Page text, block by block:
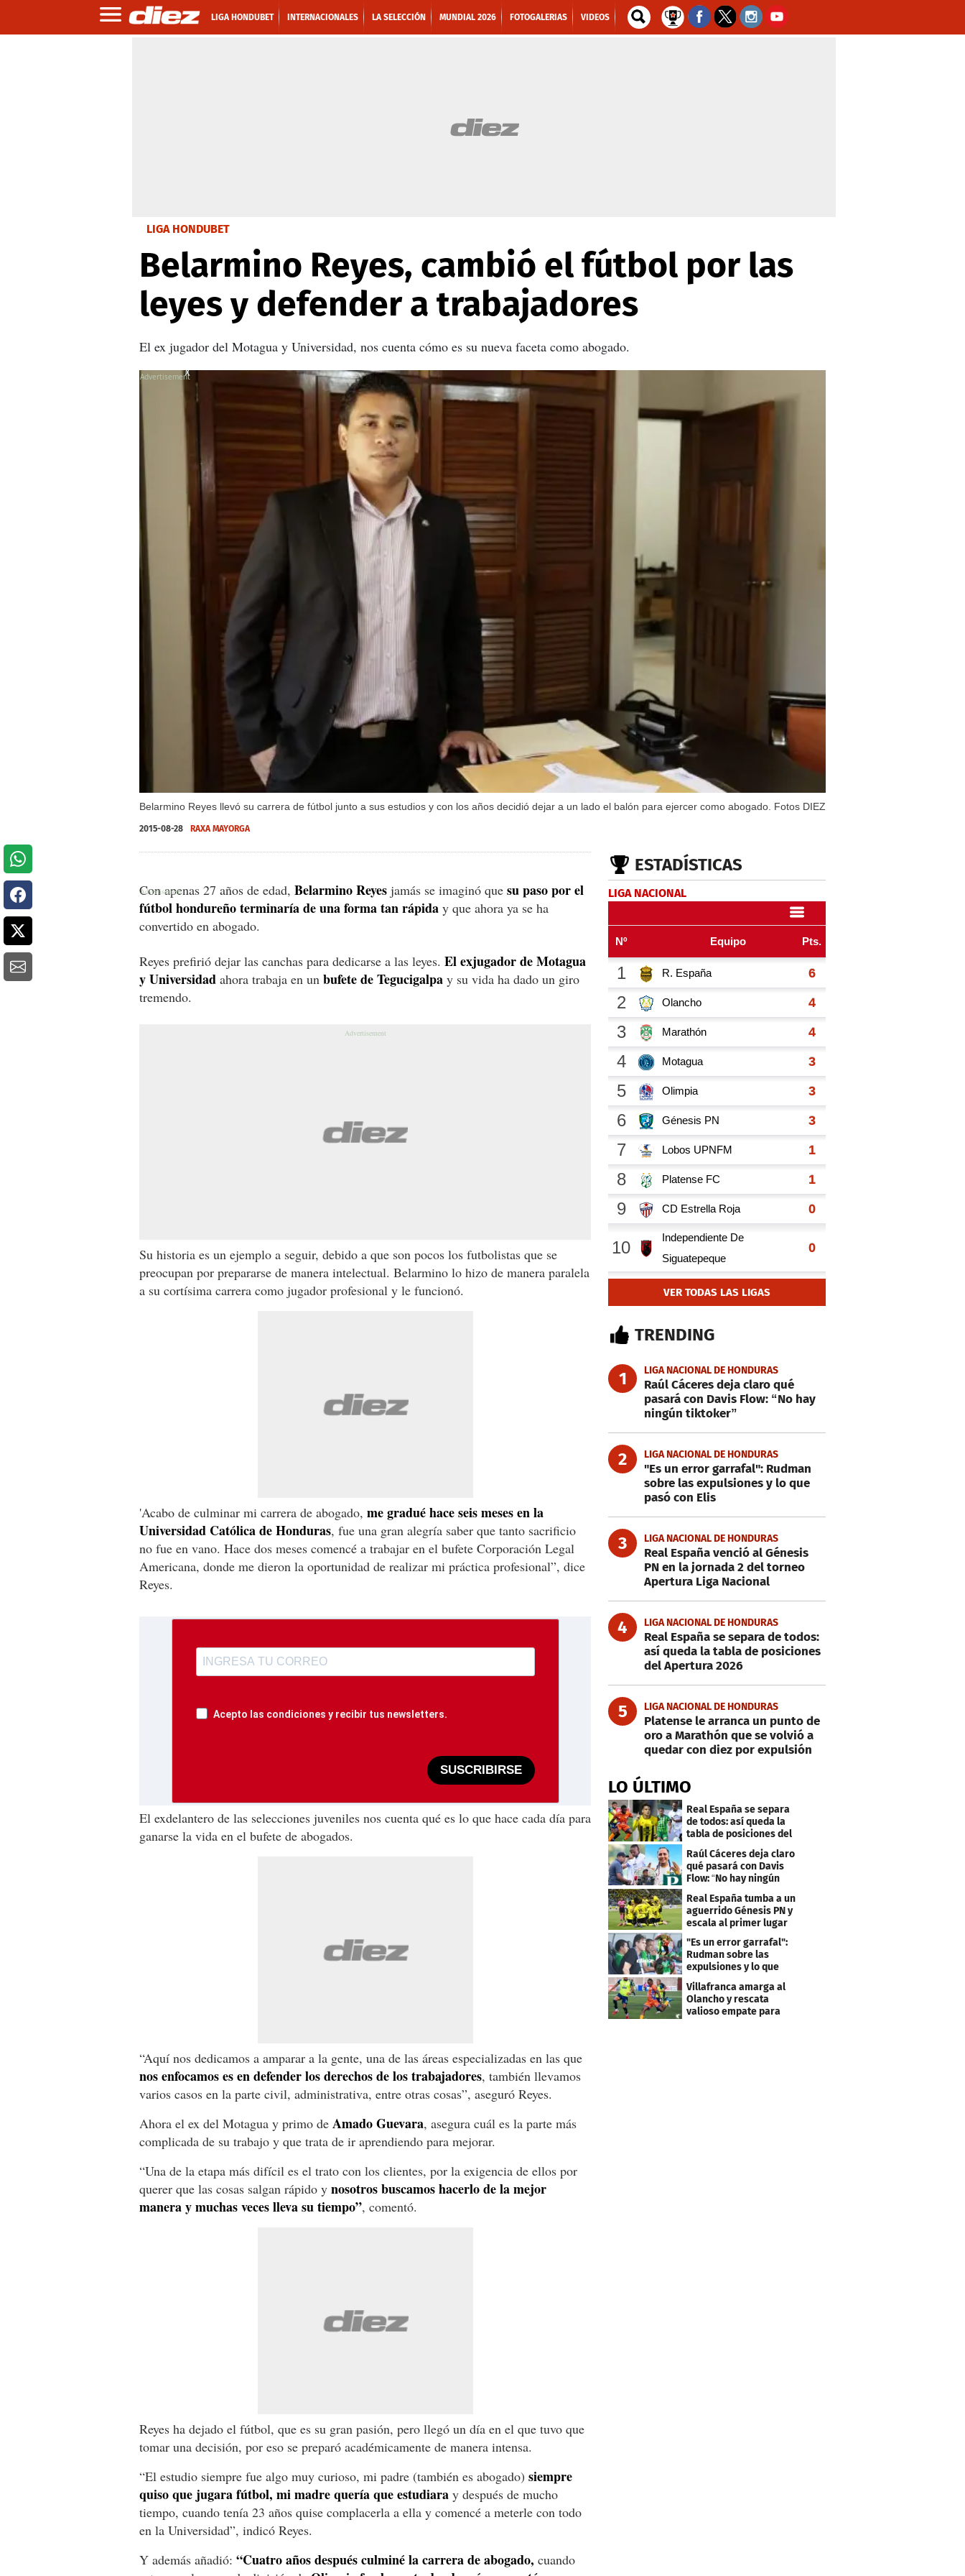
LIGA HONDUBET INTERNACIONALES LA SELECCIÓN MUNDIAL 2026 FOTOGALERIAS VIDEOS
LIGA HONDUBET
Belarmino Reyes, cambió el fútbol por las
leyes y defender a trabajadores
El ex jugador del Motagua y Universidad, nos cuenta cómo es su nueva faceta como abogado.
Belarmino Reyes llevó su carrera de fútbol junto a sus estudios y con los años decidió dejar a un lado el balón para ejercer como abogado. Fotos DIEZ
X
X
2015-08-28 RAXA MAYORGA
Con apenas 27 años de edad, Belarmino Reyes jamás se imaginó que su paso por el
fútbol hondureño terminaría de una forma tan rápida y que ahora ya se ha
convertido en abogado.
Reyes prefirió dejar las canchas para dedicarse a las leyes. El exjugador de Motagua
y Universidad ahora trabaja en un bufete de Tegucigalpa y su vida ha dado un giro
tremendo.
Su historia es un ejemplo a seguir, debido a que son pocos los futbolistas que se
preocupan por prepararse de manera intelectual. Belarmino lo hizo de manera paralela
a su cortísima carrera como jugador profesional y le funcionó.
'Acabo de culminar mi carrera de abogado, me gradué hace seis meses en la
Universidad Católica de Honduras, fue una gran alegría saber que tanto sacrificio
no fue en vano. Hace dos meses comencé a trabajar en el bufete Corporación Legal
Americana, donde me dieron la oportunidad de realizar mi práctica profesional”, dice
Reyes.
Acepto las condiciones y recibir tus newsletters.
SUSCRIBIRSE
El exdelantero de las selecciones juveniles nos cuenta qué es lo que hace cada día para
ganarse la vida en el bufete de abogados.
“Aquí nos dedicamos a amparar a la gente, una de las áreas especializadas en las que
nos enfocamos es en defender los derechos de los trabajadores, también llevamos
varios casos en la parte civil, administrativa, entre otras cosas”, aseguró Reyes.
Ahora el ex del Motagua y primo de Amado Guevara, asegura cuál es la parte más
complicada de su trabajo y que trata de ir aprendiendo para mejorar.
“Una de la etapa más difícil es el trato con los clientes, por la exigencia de ellos por
querer que las cosas salgan rápido y nosotros buscamos hacerlo de la mejor
manera y muchas veces lleva su tiempo”, comentó.
Reyes ha dejado el fútbol, que es su gran pasión, pero llegó un día en el que tuvo que
tomar una decisión, por eso se preparó académicamente de manera intensa.
“El estudio siempre fue algo muy curioso, mi padre (también es abogado) siempre
quiso que jugara fútbol, mi madre quería que estudiara y después de mucho
tiempo, cuando tenía 23 años quise complacerla a ella y comencé a meterle con todo
en la Universidad”, indicó Reyes.
Y además añadió: “Cuatro años después culminé la carrera de abogado, cuando
ESTADÍSTICAS
LIGA NACIONAL
VER TODAS LAS LIGAS
TRENDING
1 LIGA NACIONAL DE HONDURAS
Raúl Cáceres deja claro qué
pasará con Davis Flow: “No hay
ningún tiktoker”
2 LIGA NACIONAL DE HONDURAS
"Es un error garrafal": Rudman
sobre las expulsiones y lo que
pasó con Elis
3 LIGA NACIONAL DE HONDURAS
Real España venció al Génesis
PN en la jornada 2 del torneo
Apertura Liga Nacional
4 LIGA NACIONAL DE HONDURAS
Real España se separa de todos:
así queda la tabla de posiciones
del Apertura 2026
5 LIGA NACIONAL DE HONDURAS
Platense le arranca un punto de
oro a Marathón que se volvió a
quedar con diez por expulsión
LO ÚLTIMO
Real España se separa
de todos: así queda la
tabla de posiciones del
Apertura 2026
Raúl Cáceres deja claro
qué pasará con Davis
Flow: “No hay ningún
tiktoker”
Real España tumba a un
aguerrido Génesis PN y
escala al primer lugar
"Es un error garrafal":
Rudman sobre las
expulsiones y lo que
pasó con Elis
Villafranca amarga al
Olancho y rescata
valioso empate para